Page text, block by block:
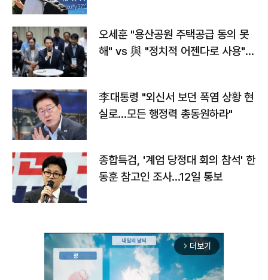
오세훈 "용산공원 주택공급 동의 못
해" vs 與 "정치적 어젠다로 사용"
李대통령 "외신서 보던 폭염 상황 현
실로…모든 행정력 총동원하라"
종합특검, '계엄 당정대 회의 참석' 한
동훈 참고인 조사...12일 통보
arrow_forward_ios 더보기